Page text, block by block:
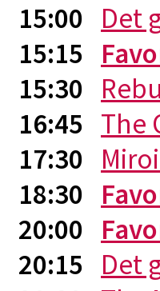
15:00 Det
15:15
15:30
16:45 The
17:30
18:30
20:00
20:15 Det